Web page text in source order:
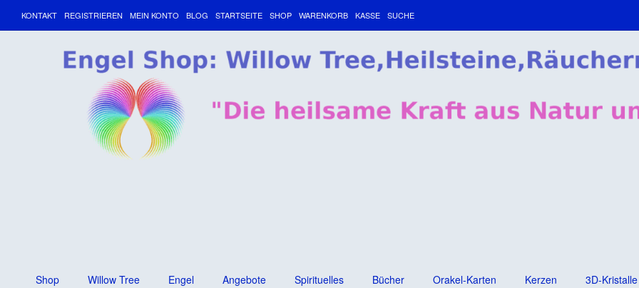
KONTAKT REGISTRIEREN MEIN KONTO BLOG STARTSEITE SHOP WARENKORB KASSE SUCHE
Shop Willow Tree Engel Angebote Spirituelles Bücher Orakel-Karten Kerzen 3D-Kristalle